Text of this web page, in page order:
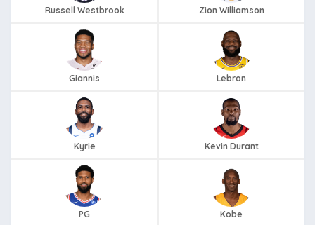
Russell Westbrook Zion Williamson
Giannis Lebron
Kyrie Kevin Durant
PG Kobe